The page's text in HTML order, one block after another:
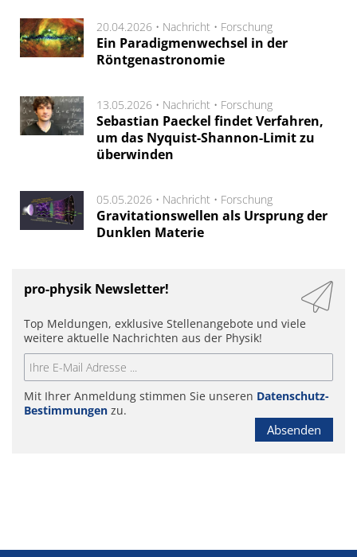
20.04.2026 • Nachricht • Forschung
Ein Paradigmenwechsel in der
Röntgenastronomie
13.05.2026 • Nachricht • Forschung
Sebastian Paeckel findet Verfahren,
um das Nyquist-Shannon-Limit zu
überwinden
05.05.2026 • Nachricht • Forschung
Gravitationswellen als Ursprung der
Dunklen Materie
pro-physik Newsletter!
Top Meldungen, exklusive Stellenangebote und viele
weitere aktuelle Nachrichten aus der Physik!
Mit Ihrer Anmeldung stimmen Sie unseren Datenschutz-
Bestimmungen zu.
Absenden